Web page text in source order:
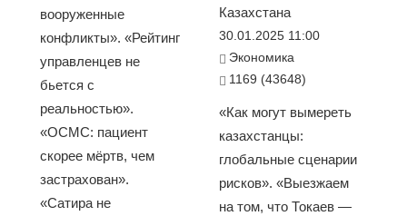
вооруженные
конфликты». «Рейтинг
управленцев не
бьется с
реальностью».
«ОСМС: пациент
скорее мёртв, чем
застрахован».
«Сатира не
Казахстана
30.01.2025 11:00
Экономика
1169 (43648)
«Как могут вымереть
казахстанцы:
глобальные сценарии
рисков». «Выезжаем
на том, что Токаев —